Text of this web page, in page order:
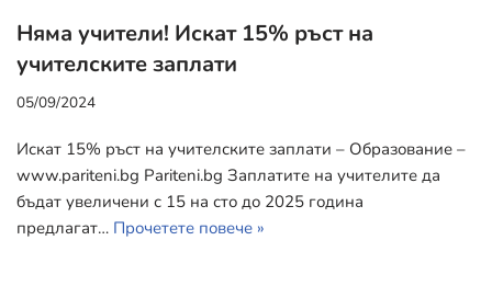
Няма учители! Искат 15% ръст на
учителските заплати
05/09/2024
Искат 15% ръст на учителските заплати – Образование –
www.pariteni.bg Pariteni.bg Заплатите на учителите да
бъдат увеличени с 15 на сто до 2025 година
предлагат… Прочетете повече »